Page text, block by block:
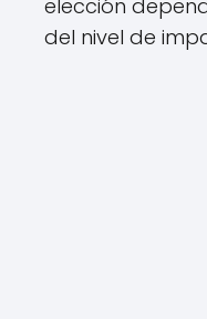
elección
del nivel de